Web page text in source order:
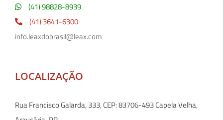
(41) 98828-8939
(41) 3641-6300
info.leaxdobrasil@leax.com
LOCALIZAÇÃO
Rua Francisco Galarda, 333, CEP: 83706-493 Capela Velha,